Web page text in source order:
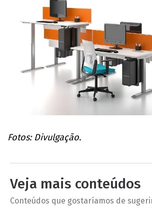
Fotos: Divulgação.
Veja mais conteúdos
Conteúdos que gostaríamos de